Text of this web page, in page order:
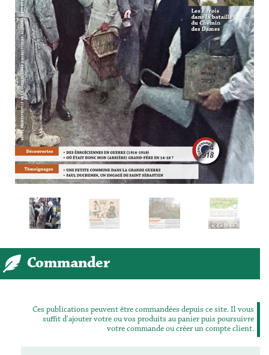
Commander
Ces publications peuvent être commandées depuis ce site. Il vous
suffit d'ajouter votre ou vos produits au panier puis poursuivre
votre commande ou créer un compte client.